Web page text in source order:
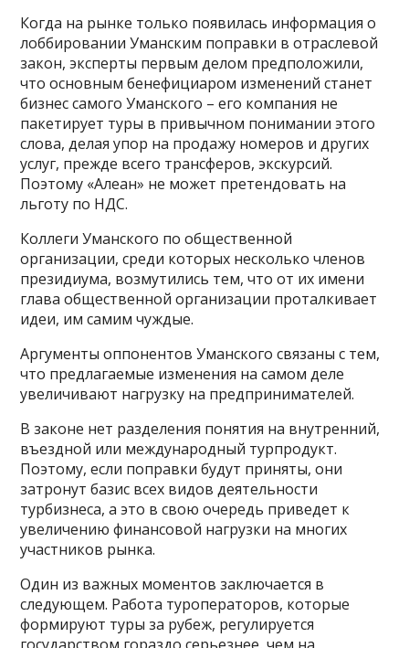
Когда на рынке только появилась информация о
лоббировании Уманским поправки в отраслевой
закон, эксперты первым делом предположили,
что основным бенефициаром изменений станет
бизнес самого Уманского – его компания не
пакетирует туры в привычном понимании этого
слова, делая упор на продажу номеров и других
услуг, прежде всего трансферов, экскурсий.
Поэтому «Алеан» не может претендовать на
льготу по НДС.
Коллеги Уманского по общественной
организации, среди которых несколько членов
президиума, возмутились тем, что от их имени
глава общественной организации проталкивает
идеи, им самим чуждые.
Аргументы оппонентов Уманского связаны с тем,
что предлагаемые изменения на самом деле
увеличивают нагрузку на предпринимателей.
В законе нет разделения понятия на внутренний,
въездной или международный турпродукт.
Поэтому, если поправки будут приняты, они
затронут базис всех видов деятельности
турбизнеса, а это в свою очередь приведет к
увеличению финансовой нагрузки на многих
участников рынка.
Один из важных моментов заключается в
следующем. Работа туроператоров, которые
формируют туры за рубеж, регулируется
государством гораздо серьезнее, чем на